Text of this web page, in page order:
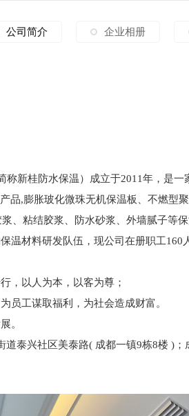
公司简介
公司简介 企业相册
称新桂防水保温）成立于2011年，是
品,膨胀玻化微珠无机保温板、不燃型
、粘结胶浆、防水砂浆、外墙腻子等保
温材料研发队伍，现公司在册职工
，以人为本，以客为尊；
员工谋取福利，为社会造成财富。
。
泰兴社区美泰路( 成都一镇9栋8楼 )；